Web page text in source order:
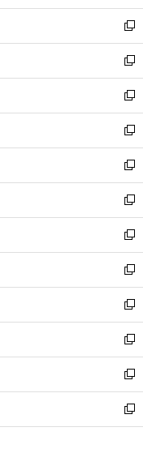
開
く
ウ
で
開
く
ン
ド
ウ
で
開
く
新
し
い
ウ
ィ
ン
ド
ウ
で
開
く
新
し
い
ウ
ィ
ン
ド
ウ
で
開
く
新
し
い
ウ
ィ
ン
ド
ウ
で
開
く
新
し
い
ウ
ィ
ン
ド
ウ
で
開
く
新
し
い
ウ
ィ
ン
ド
ウ
で
開
く
新
し
い
ウ
ィ
ン
ド
ウ
で
開
く
新
し
い
ウ
ィ
ン
ド
ウ
で
開
く
新
し
い
ウ
ィ
ン
ド
ウ
で
開
新
し
い
ウ
ィ
ン
ド
ウ
新
し
い
ウ
ィ
ン
新
し
い
ウ
新
し